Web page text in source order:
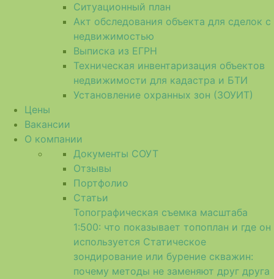
Ситуационный план
Акт обследования объекта для сделок с
недвижимостью
Выписка из ЕГРН
Техническая инвентаризация объектов
недвижимости для кадастра и БТИ
Установление охранных зон (ЗОУИТ)
Цены
Вакансии
О компании
Документы СОУТ
Отзывы
Портфолио
Статьи
Топографическая съемка масштаба
1:500: что показывает топоплан и где он
используется Статическое
зондирование или бурение скважин:
почему методы не заменяют друг друга